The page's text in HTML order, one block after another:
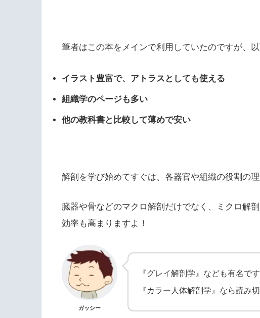
筆者はこの本をメインで利用していたのですが、
イラスト豊富で、アトラスとしても使える
組織学のページも多い
他の教科書と比較して薄めで安い
解剖を学び始めてすぐは、各器官や組織の役割の理
臓器や骨などのマクロ解剖だけでなく、ミクロ解
効率も高まりますよ！
ガッシー
『グレイ解剖学』なども有名で
『カラー人体解剖学』なら読み